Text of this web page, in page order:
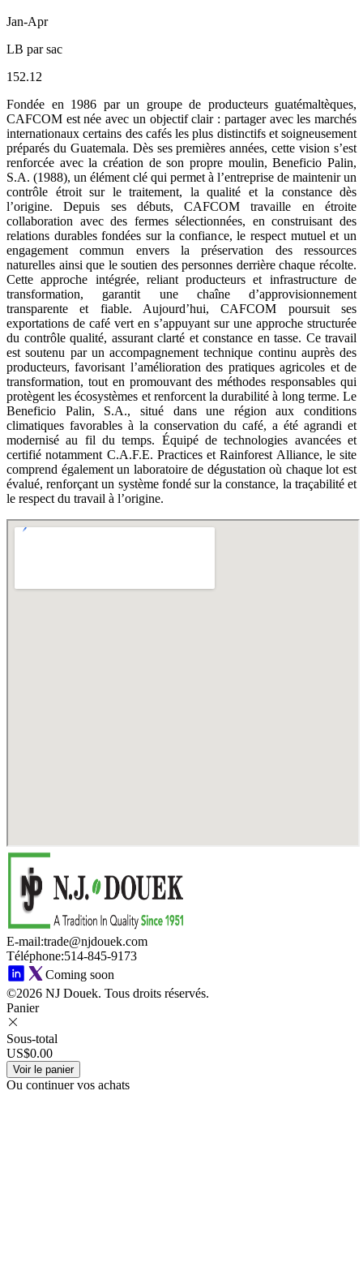
Jan-Apr
LB par sac
152.12
Fondée en 1986 par un groupe de producteurs guatémaltèques,
CAFCOM est née avec un objectif clair : partager avec les marchés
internationaux certains des cafés les plus distinctifs et soigneusement
préparés du Guatemala. Dès ses premières années, cette vision s’est
renforcée avec la création de son propre moulin, Beneficio Palin,
S.A. (1988), un élément clé qui permet à l’entreprise de maintenir un
contrôle étroit sur le traitement, la qualité et la constance dès
l’origine. Depuis ses débuts, CAFCOM travaille en étroite
collaboration avec des fermes sélectionnées, en construisant des
relations durables fondées sur la confiance, le respect mutuel et un
engagement commun envers la préservation des ressources
naturelles ainsi que le soutien des personnes derrière chaque récolte.
Cette approche intégrée, reliant producteurs et infrastructure de
transformation, garantit une chaîne d’approvisionnement
transparente et fiable. Aujourd’hui, CAFCOM poursuit ses
exportations de café vert en s’appuyant sur une approche structurée
du contrôle qualité, assurant clarté et constance en tasse. Ce travail
est soutenu par un accompagnement technique continu auprès des
producteurs, favorisant l’amélioration des pratiques agricoles et de
transformation, tout en promouvant des méthodes responsables qui
protègent les écosystèmes et renforcent la durabilité à long terme. Le
Beneficio Palin, S.A., situé dans une région aux conditions
climatiques favorables à la conservation du café, a été agrandi et
modernisé au fil du temps. Équipé de technologies avancées et
certifié notamment C.A.F.E. Practices et Rainforest Alliance, le site
comprend également un laboratoire de dégustation où chaque lot est
évalué, renforçant un système fondé sur la constance, la traçabilité et
le respect du travail à l’origine.
E-mail:trade@njdouek.com
Téléphone:514-845-9173
Coming soon
©2026 NJ Douek. Tous droits réservés.
Panier
Sous-total
US$0.00
Voir le panier
Ou continuer vos achats